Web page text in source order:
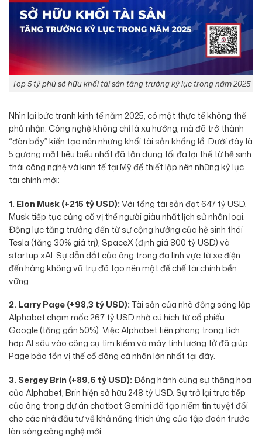
Top 5 tỷ phú sở hữu khối tài sản tăng trưởng kỷ lục trong năm 2025
Nhìn lại bức tranh kinh tế năm 2025, có một thực tế không thể
phủ nhận: Công nghệ không chỉ là xu hướng, mà đã trở thành
“đòn bẩy” kiến tạo nên những khối tài sản khổng lồ. Dưới đây là
5 gương mặt tiêu biểu nhất đã tận dụng tối đa lợi thế từ hệ sinh
thái công nghệ và kinh tế tại Mỹ để thiết lập nên những kỷ lục
tài chính mới:
1. Elon Musk (+215 tỷ USD):Với tổng tài sản đạt 647 tỷ USD,
Musk tiếp tục củng cố vị thế người giàu nhất lịch sử nhân loại.
Động lực tăng trưởng đến từ sự cộng hưởng của hệ sinh thái
Tesla (tăng 30% giá trị), SpaceX (định giá 800 tỷ USD) và
startup xAI. Sự dẫn dắt của ông trong đa lĩnh vực từ xe điện
đến hàng không vũ trụ đã tạo nên một đế chế tài chính bền
vững.
2. Larry Page (+98,3 tỷ USD):Tài sản của nhà đồng sáng lập
Alphabet chạm mốc 267 tỷ USD nhờ cú hích từ cổ phiếu
Google (tăng gần 50%). Việc Alphabet tiên phong trong tích
hợp AI sâu vào công cụ tìm kiếm và máy tính lượng tử đã giúp
Page bảo tồn vị thế cổ đông cá nhân lớn nhất tại đây.
3. Sergey Brin (+89,6 tỷ USD):Đồng hành cùng sự thăng hoa
của Alphabet, Brin hiện sở hữu 248 tỷ USD. Sự trở lại trực tiếp
của ông trong dự án chatbot Gemini đã tạo niềm tin tuyệt đối
cho các nhà đầu tư về khả năng thích ứng của tập đoàn trước
làn sóng công nghệ mới.